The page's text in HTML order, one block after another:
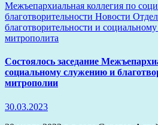
Межъепархиальная коллегия по
благотворительности Новости
благотворительности и
митрополита
Состоялось заседание
социальному служению и
митрополии
30.03.2023